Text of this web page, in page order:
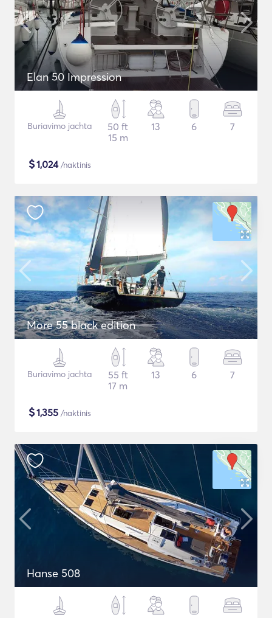
Elan 50 Impression
Buriavimo jachta
50 ft
15 m
13 6 7
$1,024/naktinis
More 55 black edition
Buriavimo jachta
55 ft
17 m
13 6 7
$1,355 /naktinis
Hanse 508